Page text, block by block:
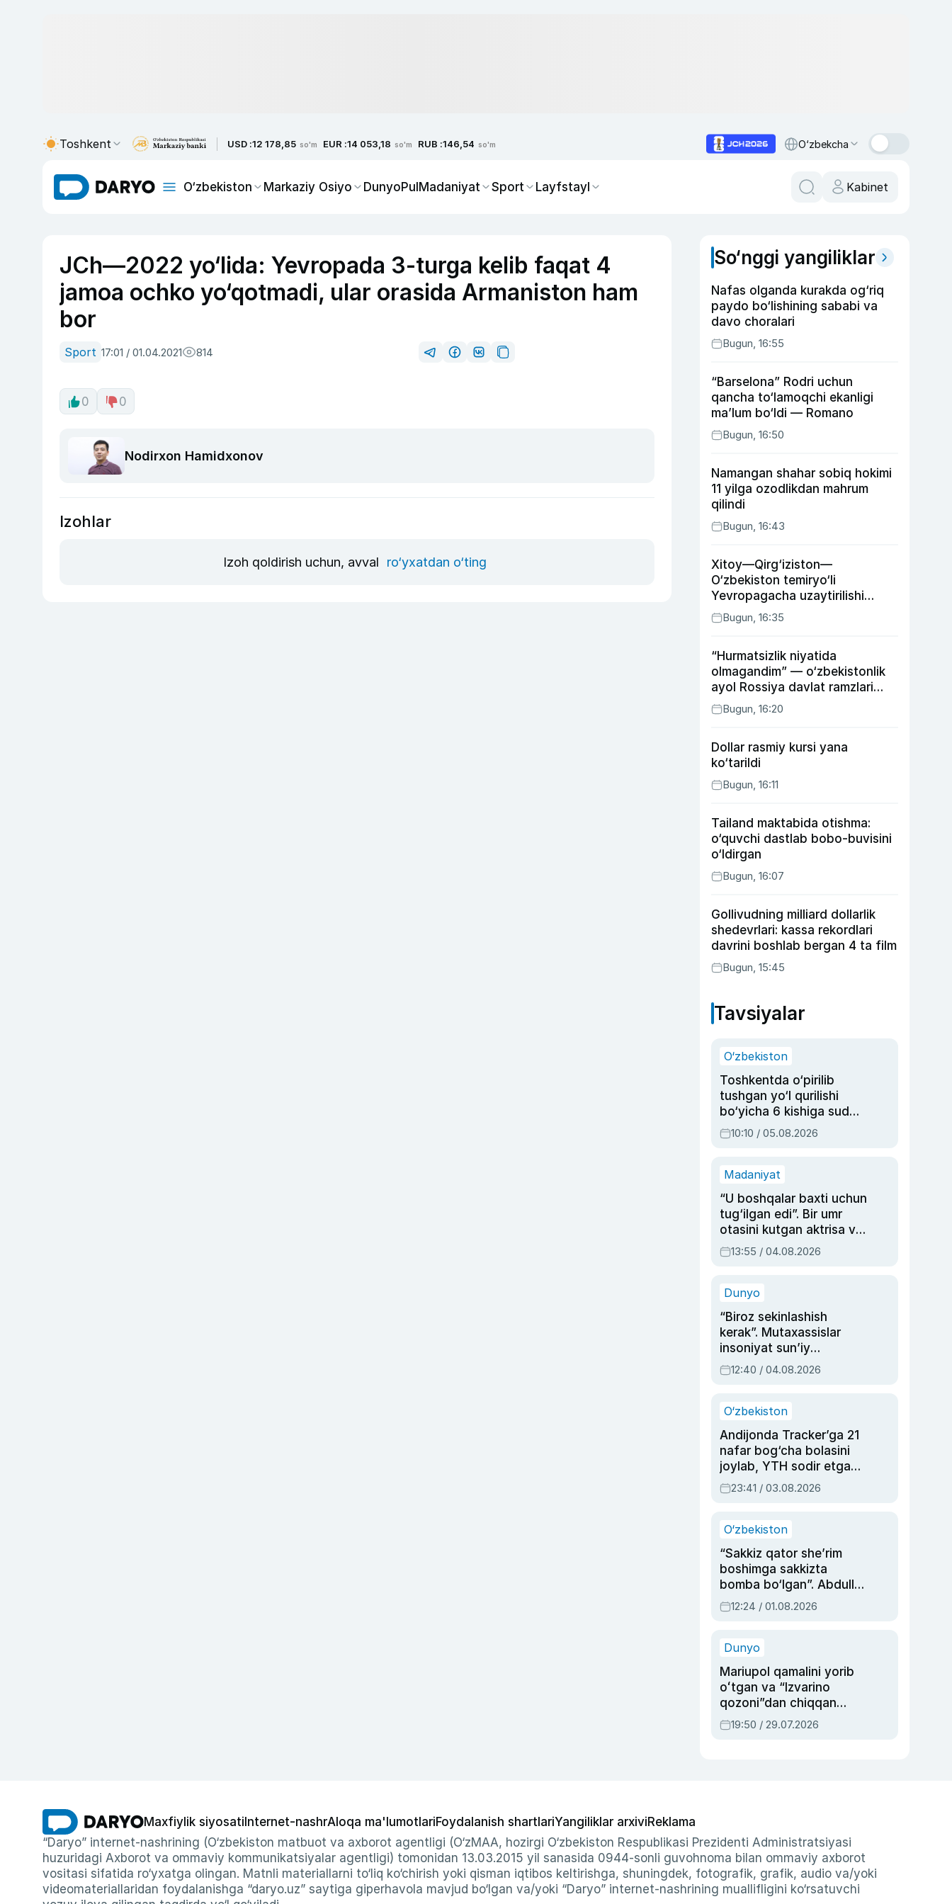
Toshkent USD :12 178,85 so'm EUR :14 053,18 so'm RUB :146,54 so'm O‘zbekcha
O‘zbekiston Markaziy Osiyo DunyoPulMadaniyat Sport Layfstayl Kabinet
JCh—2022 yo‘lida: Yevropada 3-turga kelib faqat 4
jamoa ochko yo‘qotmadi, ular orasida Armaniston ham
bor
Sport 17:01 / 01.04.2021 814
0 0
Nodirxon Hamidxonov
Izohlar
Izoh qoldirish uchun, avval ro‘yxatdan o‘ting
So‘nggi yangiliklar
Nafas olganda kurakda og‘riq
paydo bo‘lishining sababi va
davo choralari
Bugun, 16:55
“Barselona” Rodri uchun
qancha to‘lamoqchi ekanligi
ma’lum bo‘ldi — Romano
Bugun, 16:50
Namangan shahar sobiq hokimi
11 yilga ozodlikdan mahrum
qilindi
Bugun, 16:43
Xitoy—Qirg‘iziston—
O‘zbekiston temiryo‘li
Yevropagacha uzaytirilishi
mumkin
Bugun, 16:35
“Hurmatsizlik niyatida
olmagandim” — o‘zbekistonlik
ayol Rossiya davlat ramzlari
tushirilgan poyandoz haqida
Bugun, 16:20
Dollar rasmiy kursi yana
ko‘tarildi
Bugun, 16:11
Tailand maktabida otishma:
o‘quvchi dastlab bobo-buvisini
o‘ldirgan
Bugun, 16:07
Gollivudning milliard dollarlik
shedevrlari: kassa rekordlari
davrini boshlab bergan 4 ta film
Bugun, 15:45
Tavsiyalar
O‘zbekiston
Toshkentda o‘pirilib
tushgan yo‘l qurilishi
bo‘yicha 6 kishiga sud
hukmi o‘qildi
10:10 / 05.08.2026
Madaniyat
“U boshqalar baxti uchun
tug‘ilgan edi”. Bir umr
otasini kutgan aktrisa va
dublyaj ustasi Rimma
Ahmedovaning
13:55 / 04.08.2026
Dunyo
“Biroz sekinlashish
kerak”. Mutaxassislar
insoniyat sun’iy
intellektni boshqara
olmay qolishidan xavotir
12:40 / 04.08.2026
O‘zbekiston
Andijonda Tracker’ga 21
nafar bog‘cha bolasini
joylab, YTH sodir etgan
ayolga sud hukmi o‘qildi
23:41 / 03.08.2026
O‘zbekiston
“Sakkiz qator she’rim
boshimga sakkizta
bomba bo‘lgan”. Abdulla
Oripovni siyosiy
ayblovlardan asrab
12:24 / 01.08.2026
Dunyo
Mariupol qamalini yorib
oʻtgan va “Izvarino
qozoni”dan chiqqan
qahramon — Ukraina
armiyasi bosh
19:50 / 29.07.2026
Maxfiylik siyosati Internet-nashrAloqa ma'lumotlariFoydalanish shartlariYangiliklar arxiviReklama
“Daryo” internet-nashrining (O‘zbekiston matbuot va axborot agentligi (O‘zMAA, hozirgi O‘zbekiston Respublikasi Prezidenti Administratsiyasi
huzuridagi Axborot va ommaviy kommunikatsiyalar agentligi) tomonidan 13.03.2015 yil sanasida 0944-sonli guvohnoma bilan ommaviy axborot
vositasi sifatida ro‘yxatga olingan. Matnli materiallarni to‘liq ko‘chirish yoki qisman iqtibos keltirishga, shuningdek, fotografik, grafik, audio va/yoki
videomateriallaridan foydalanishga “daryo.uz” saytiga giperhavola mavjud bo‘lgan va/yoki “Daryo” internet-nashrining muallifligini ko‘rsatuvchi